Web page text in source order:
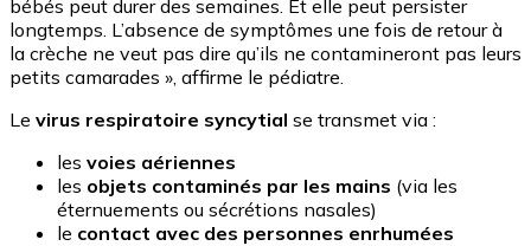
bébés peut durer des semaines. Et elle peut persister
longtemps. L’absence de symptômes une fois de retour à
la crèche ne veut pas dire qu’ils ne contamineront pas leurs
petits camarades », affirme le pédiatre.
Le virus respiratoire syncytial se transmet via :
les voies aériennes
les objets contaminés par les mains (via les
éternuements ou sécrétions nasales)
le contact avec des personnes enrhumées